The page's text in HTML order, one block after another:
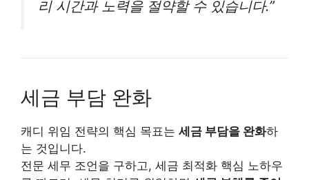
리 시간과 노력을 절약할 수 있습니다.”
세금 부담 완화
캐디 위임 전략의 핵심 목표는 세금 부담을 완화하
는 것입니다.
전문 세무 조언을 구하고, 세금 최적화 핵심 노하우